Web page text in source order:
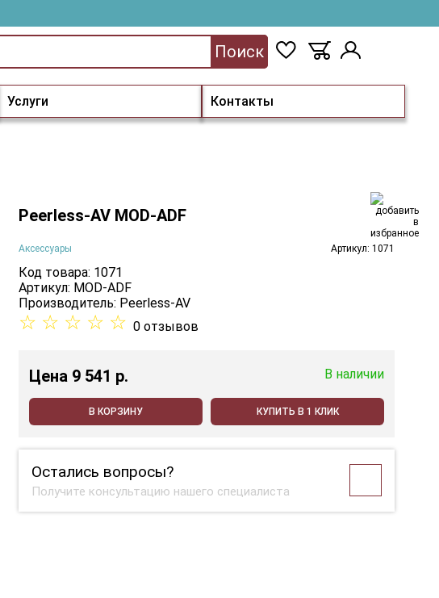
Услуги Контакты
Поиск
Peerless-AV MOD-ADF
Аксессуары Артикул: 1071
Код товара: 1071
Артикул: MOD-ADF
Производитель: Peerless-AV
☆ ☆ ☆ ☆ ☆ 0 отзывов
Цена 9 541 p. В наличии
В КОРЗИНУ КУПИТЬ В 1 КЛИК
Остались вопросы?
Получите консультацию нашего специалиста